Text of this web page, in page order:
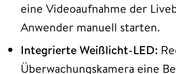
eine Videoaufnahme der
Anwender manuell starten.
Integrierte Weißlicht-LED:
Überwachungskamera eine